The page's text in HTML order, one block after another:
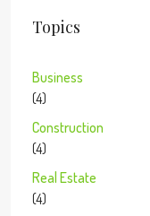
Topics
Business
(4)
Construction
(4)
Real Estate
(4)